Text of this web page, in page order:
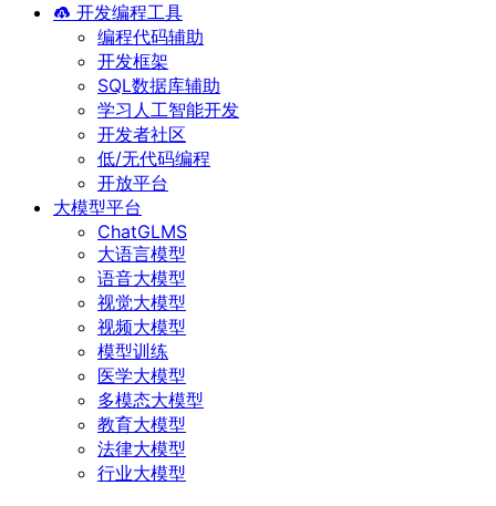
开发编程工具
编程代码辅助
开发框架
SQL数据库辅助
学习人工智能开发
开发者社区
低/无代码编程
开放平台
大模型平台
ChatGLMS
大语言模型
语音大模型
视觉大模型
视频大模型
模型训练
医学大模型
多模态大模型
教育大模型
法律大模型
行业大模型